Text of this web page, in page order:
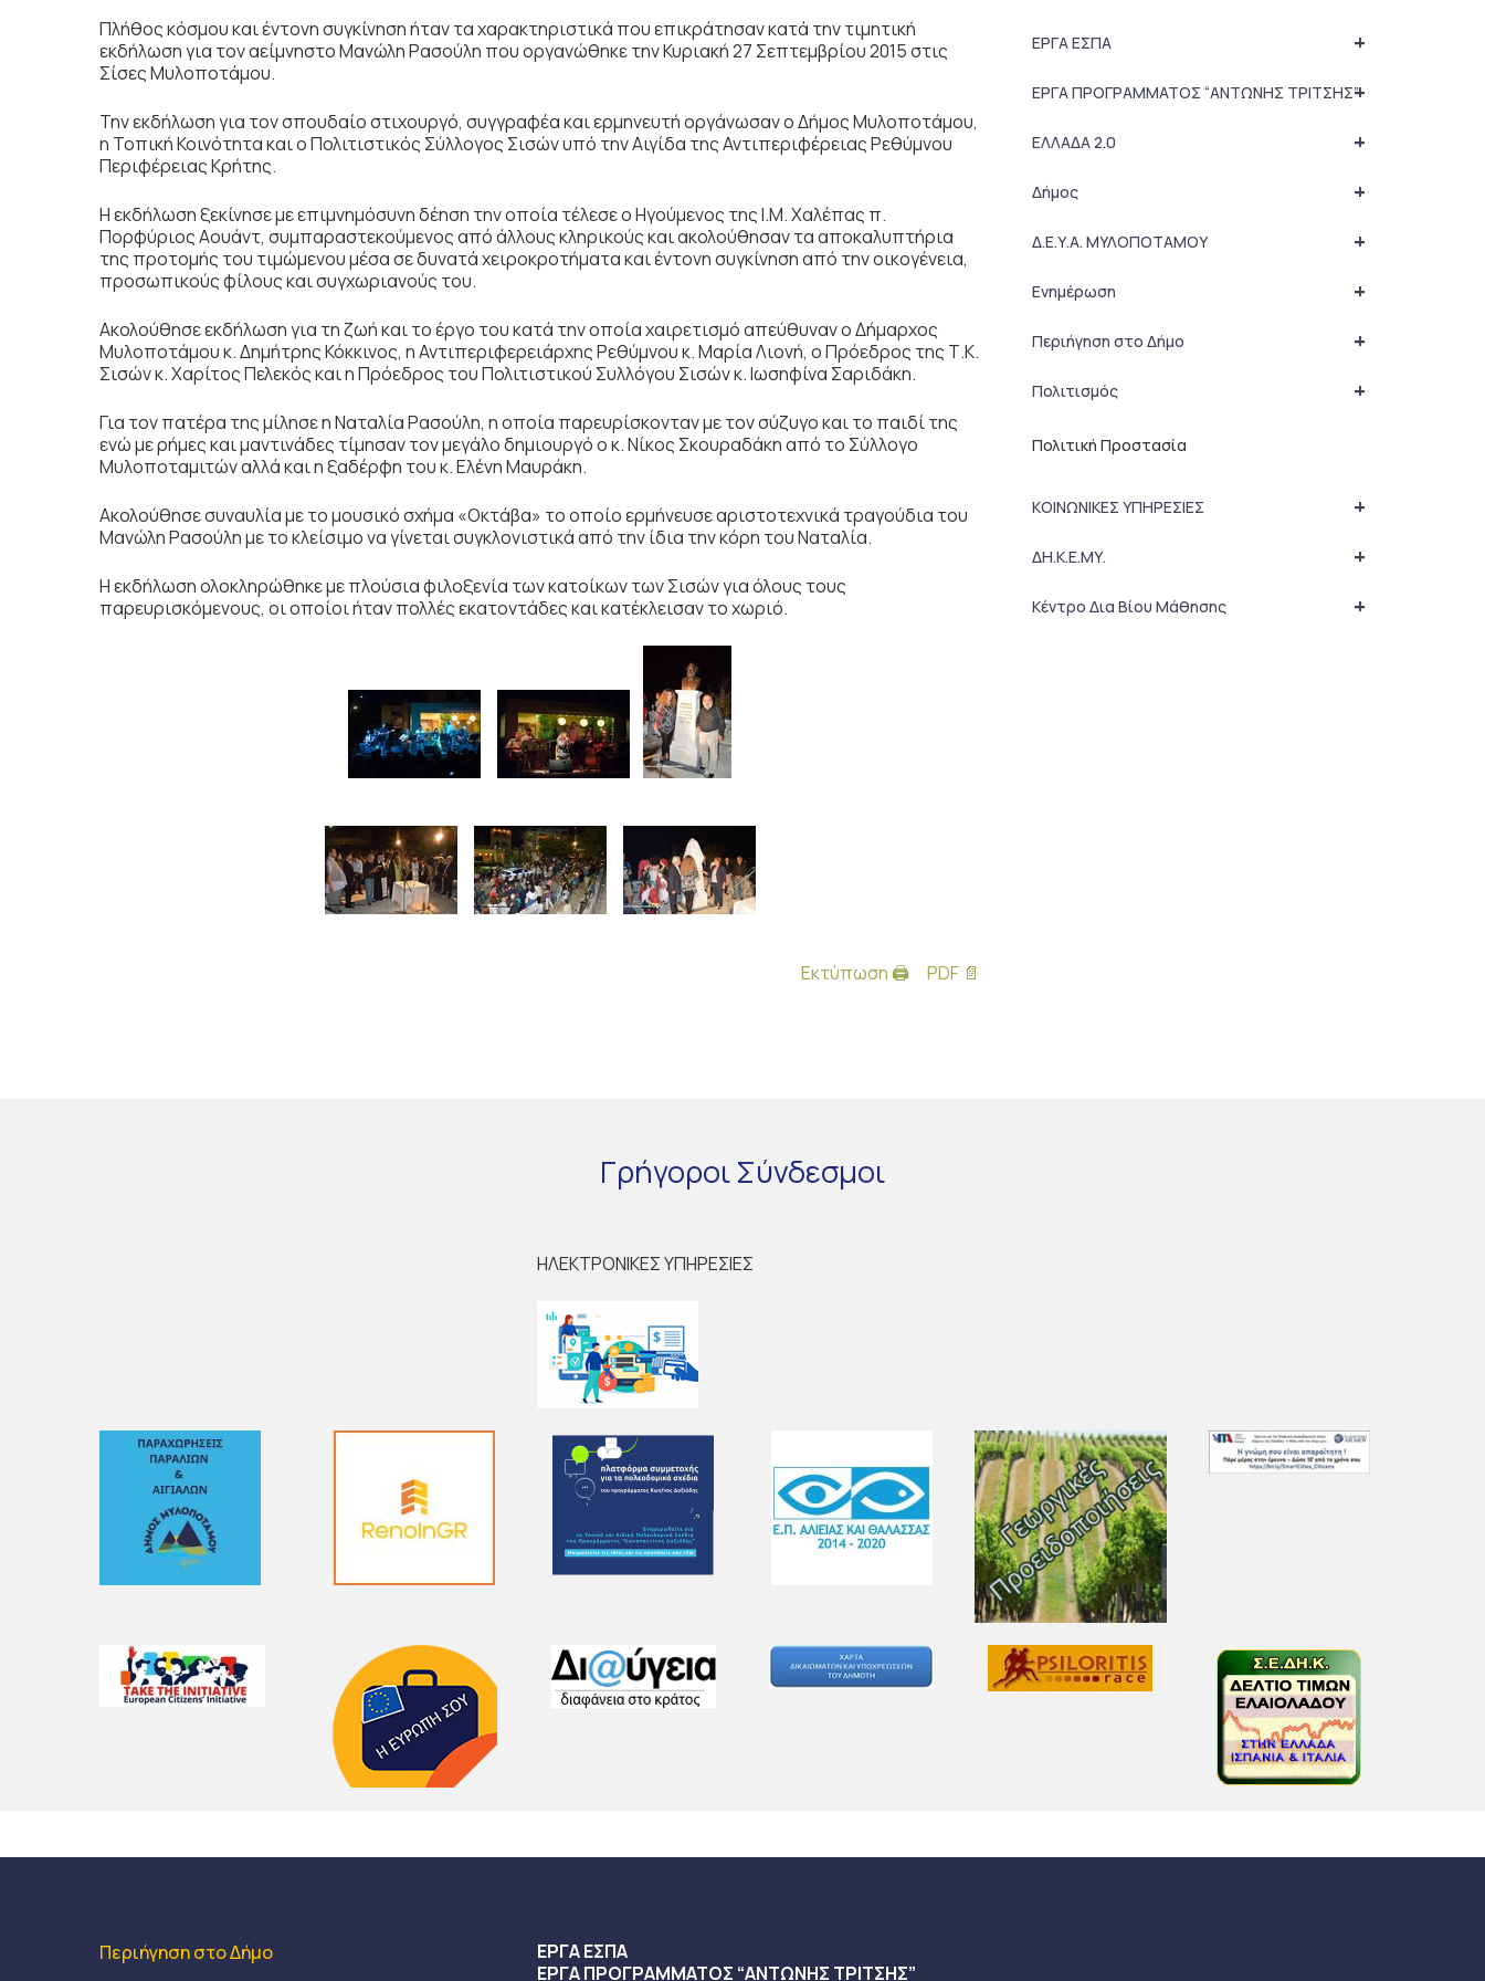
Πλήθος κόσμου και έντονη συγκίνηση ήταν τα χαρακτηριστικά που επικράτησαν κατά την τιμητική
εκδήλωση για τον αείμνηστο Μανώλη Ρασούλη που οργανώθηκε την Κυριακή 27 Σεπτεμβρίου 2015 στις
Σίσες Μυλοποτάμου.
Την εκδήλωση για τον σπουδαίο στιχουργό, συγγραφέα και ερμηνευτή οργάνωσαν ο Δήμος Μυλοποτάμου,
η Τοπική Κοινότητα και ο Πολιτιστικός Σύλλογος Σισών υπό την Αιγίδα της Αντιπεριφέρειας Ρεθύμνου
Περιφέρειας Κρήτης.
Η εκδήλωση ξεκίνησε με επιμνημόσυνη δέηση την οποία τέλεσε ο Ηγούμενος της Ι.Μ. Χαλέπας π.
Πορφύριος Αουάντ, συμπαραστεκούμενος από άλλους κληρικούς και ακολούθησαν τα αποκαλυπτήρια
της προτομής του τιμώμενου μέσα σε δυνατά χειροκροτήματα και έντονη συγκίνηση από την οικογένεια,
προσωπικούς φίλους και συγχωριανούς του.
Ακολούθησε εκδήλωση για τη ζωή και το έργο του κατά την οποία χαιρετισμό απεύθυναν ο Δήμαρχος
Μυλοποτάμου κ. Δημήτρης Κόκκινος, η Αντιπεριφερειάρχης Ρεθύμνου κ. Μαρία Λιονή, ο Πρόεδρος της Τ.Κ.
Σισών κ. Χαρίτος Πελεκός και η Πρόεδρος του Πολιτιστικού Συλλόγου Σισών κ. Ιωσηφίνα Σαριδάκη.
Για τον πατέρα της μίλησε η Ναταλία Ρασούλη, η οποία παρευρίσκονταν με τον σύζυγο και το παιδί της
ενώ με ρήμες και μαντινάδες τίμησαν τον μεγάλο δημιουργό ο κ. Νίκος Σκουραδάκη από το Σύλλογο
Μυλοποταμιτών αλλά και η ξαδέρφη του κ. Ελένη Μαυράκη.
Ακολούθησε συναυλία με το μουσικό σχήμα «Οκτάβα» το οποίο ερμήνευσε αριστοτεχνικά τραγούδια του
Μανώλη Ρασούλη με το κλείσιμο να γίνεται συγκλονιστικά από την ίδια την κόρη του Ναταλία.
Η εκδήλωση ολοκληρώθηκε με πλούσια φιλοξενία των κατοίκων των Σισών για όλους τους
παρευρισκόμενους, οι οποίοι ήταν πολλές εκατοντάδες και κατέκλεισαν το χωριό.
Εκτύπωση 🖨 PDF 📄
+
ΕΡΓΑ ΕΣΠΑ
+
ΕΡΓΑ ΠΡΟΓΡΑΜΜΑΤΟΣ “ΑΝΤΩΝΗΣ ΤΡΙΤΣΗΣ”
+
ΕΛΛΑΔΑ 2.0
+
Δήμος
+
Δ.Ε.Υ.Α. ΜΥΛΟΠΟΤΑΜΟΥ
+
Ενημέρωση
+
Περιήγηση στο Δήμο
+
Πολιτισμός
Πολιτική Προστασία
+
ΚΟΙΝΩΝΙΚΕΣ ΥΠΗΡΕΣΙΕΣ
+
ΔΗ.Κ.Ε.ΜΥ.
+
Κέντρο Δια Βίου Μάθησης
ΓρήγοροιΣύνδεσμοι
ΗΛΕΚΤΡΟΝΙΚΕΣ ΥΠΗΡΕΣΙΕΣ
Περιήγηση στο Δήμο
ΕΡΓΑ ΕΣΠΑ
ΕΡΓΑ ΠΡΟΓΡΑΜΜΑΤΟΣ “ΑΝΤΩΝΗΣ ΤΡΙΤΣΗΣ”